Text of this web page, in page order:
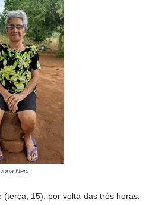
Neci
15), por volta das três horas,